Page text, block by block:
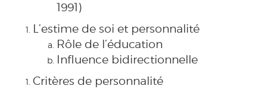
1991)
L’estime de soi et personnalité
Rôle de l’éducation
Influence bidirectionnelle
Critères de personnalité